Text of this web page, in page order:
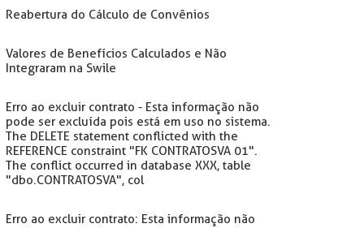
Reabertura do Cálculo de Convênios
Valores de Benefícios Calculados e Não
Integraram na Swile
Erro ao excluir contrato - Esta informação não
pode ser excluída pois está em uso no sistema.
The DELETE statement conflicted with the
REFERENCE constraint "FK CONTRATOSVA 01".
The conflict occurred in database XXX, table
"dbo.CONTRATOSVA", col
Erro ao excluir contrato: Esta informação não